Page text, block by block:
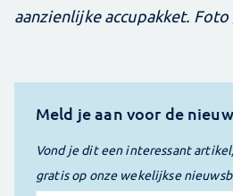
aanzienlijke accupakket. Foto
Meld je aan voor de
Vond je dit een interessant
gratis op onze wekelijkse